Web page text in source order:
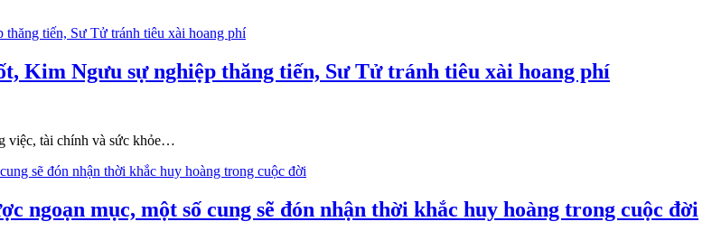
Kim Ngưu sự nghiệp thăng tiến, Sư Tử tránh tiêu xài hoang phí
việc, tài chính và sức khỏe…
ngoạn mục, một số cung sẽ đón nhận thời khắc huy hoàng trong cuộc đời